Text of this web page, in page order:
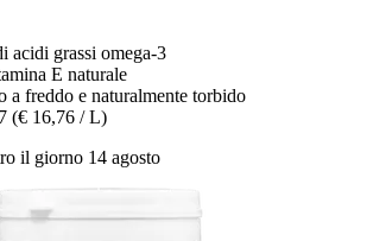
acidi grassi omega-3
E naturale
a freddo e naturalmente torbido
(€ 16,76 / L)
il giorno 14 agosto